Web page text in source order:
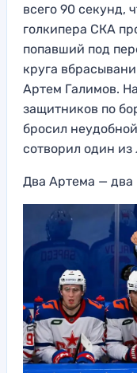
всего 90 секунд,
голкипера СКА
попавший под
круга
Артем Галимов.
защитников по
бросил
сотворил один из
Два Артема — два